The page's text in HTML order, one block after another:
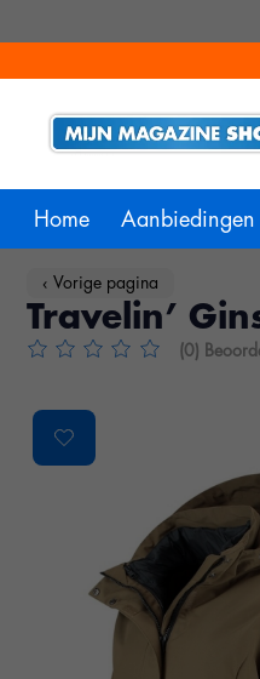
Home Aanbiedingen
‹ Vorige pagina
Travelin’
De beoordeling van dit product
(0)
Product image slideshow